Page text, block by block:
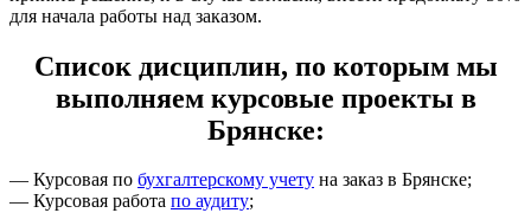
для начала работы над заказом.
Список дисциплин, по которым мы
выполняем курсовые проекты в
Брянске:
— Курсовая по бухгалтерскому учету на заказ в Брянске;
— Курсовая работа по аудиту;